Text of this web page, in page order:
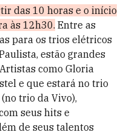
das 10 horas e o início
às 12h30. Entre as
para os trios elétricos
estão grandes
como Gloria
e que estará no trio
trio da Vivo),
seus hits e
de seus talentos